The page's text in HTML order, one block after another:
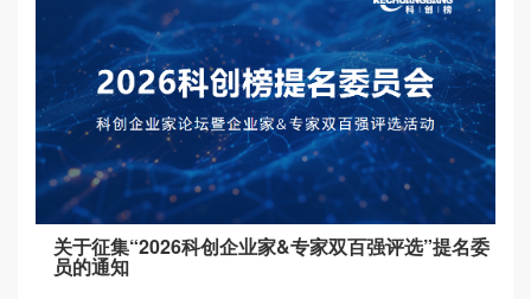
​关于征集“2026科创企业家&专家双百强评选”提名委
员的通知